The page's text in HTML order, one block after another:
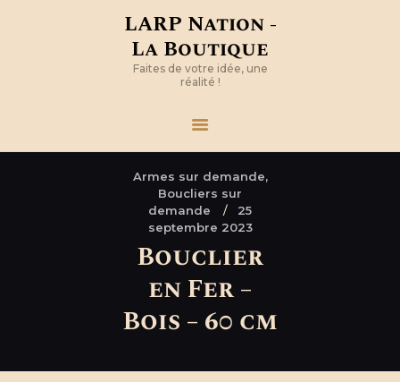
LARP Nation -
La Boutique
Faites de votre idée, une
réalité !
Armes sur demande,
Boucliers sur
demande
25
septembre 2023
Bouclier
en Fer –
Bois – 60 cm